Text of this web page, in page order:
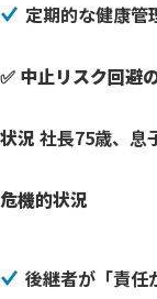
定期的な健康管
✅ 中止リスク回避
状況 社長75歳、息
危機的状況
後継者が「責任